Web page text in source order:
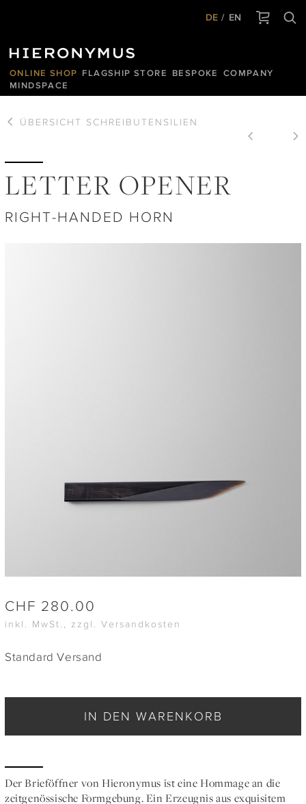
DE EN
ONLINE SHOP FLAGSHIP STORE BESPOKE
COMPANY
MINDSPACE
ÜBERSICHT SCHREIBUTENSILIEN
LETTER OPENER
RIGHT-HANDED HORN
CHF 280.00
inkl. MwSt., zzgl. Versandkosten
Standard Versand
IN DEN WARENKORB
Der Brieföffner von Hieronymus ist eine Hommage an die
zeitgenössische Formgebung. Ein Erzeugnis aus exquisitem